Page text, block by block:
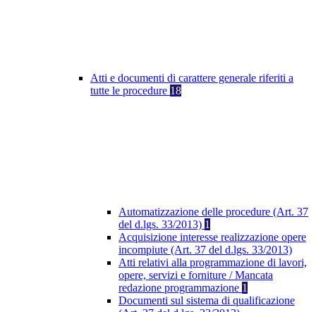
Atti e documenti di carattere generale riferiti a
tutte le procedure 18
Automatizzazione delle procedure (Art. 37
del d.lgs. 33/2013) 1
Acquisizione interesse realizzazione opere
incompiute (Art. 37 del d.lgs. 33/2013)
Atti relativi alla programmazione di lavori,
opere, servizi e forniture / Mancata
redazione programmazione 1
Documenti sul sistema di qualificazione